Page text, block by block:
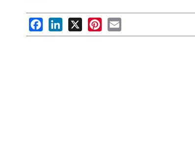
FacebookLinkedIn
X PinterestEmail